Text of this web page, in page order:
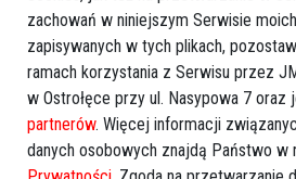
2026-01-29 08:50
Widziałeś to zdarzenie?
zachowań w niniejszym Serwisie
zapisywanych w tych plikach,
ramach korzystania z Serwisu przez
w Ostrołęce przy ul. Nasypowa 7 oraz
partnerów. Więcej informacji
danych osobowych znajdą Państwo w